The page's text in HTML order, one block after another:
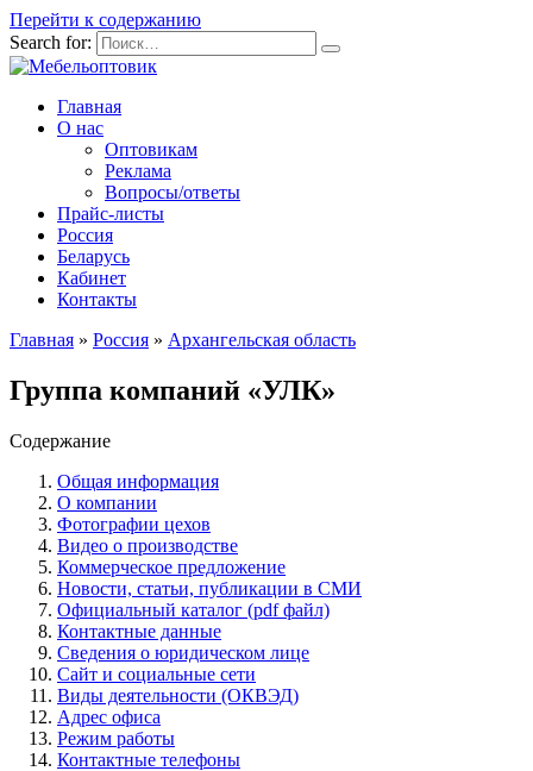
Перейти к содержанию
Search for:
Главная
О нас
Оптовикам
Реклама
Вопросы/ответы
Прайс-листы
Россия
Беларусь
Кабинет
Контакты
Главная » Россия » Архангельская область
Группа компаний «УЛК»
Содержание
Общая информация
О компании
Фотографии цехов
Видео о производстве
Коммерческое предложение
Новости, статьи, публикации в СМИ
Официальный каталог (pdf файл)
Контактные данные
Сведения о юридическом лице
Сайт и социальные сети
Виды деятельности (ОКВЭД)
Адрес офиса
Режим работы
Контактные телефоны